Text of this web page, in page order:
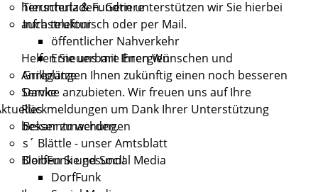
Tierschutz & Fundtiere
Infrastruktur
öffentlicher Nahverkehr
Erneuerbare Energien
Grillplätze
Danke
Bekanntmachungen
s´ Blättle - unser Amtsblatt
DorfFunk und Social Media
DorfFunk
herunterladen. Gern unterstützen wir Sie hierbei
auch telefonisch oder per Mail.
Helfen Sie uns mit Ihren Wünschen und
Anregungen Ihnen zukünftig einen noch besseren
Service anzubieten. Wir freuen uns auf Ihre
Rückmeldungen um Dank Ihrer Unterstützung
besser zu werden.
Bleiben Sie gesund!